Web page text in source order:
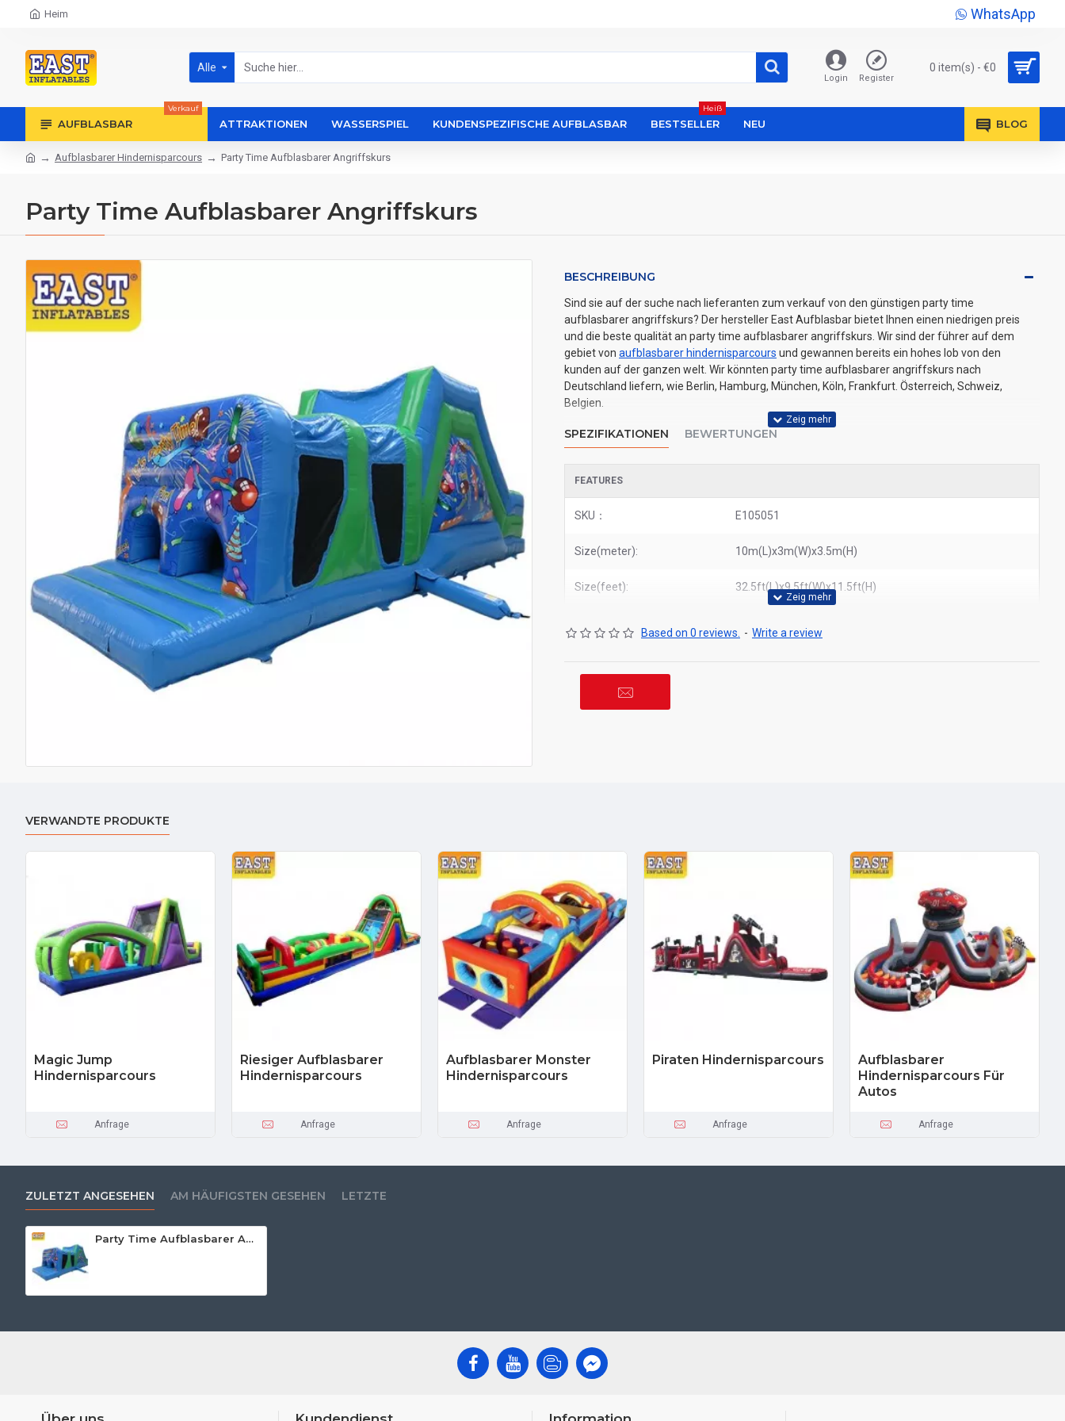
Heim WhatsApp
Alle
Login Register
0 item(s) - €0
AUFBLASBAR
Verkauf
ATTRAKTIONEN WASSERSPIEL KUNDENSPEZIFISCHE AUFBLASBAR BESTSELLER
Heiß
NEU BLOG
Aufblasbarer Hindernisparcours Party Time Aufblasbarer Angriffskurs
Party Time Aufblasbarer Angriffskurs
BESCHREIBUNG
Sind sie auf der suche nach lieferanten zum verkauf von den günstigen party time
aufblasbarer angriffskurs? Der hersteller East Aufblasbar bietet Ihnen einen niedrigen preis
und die beste qualität an party time aufblasbarer angriffskurs. Wir sind der führer auf dem
gebiet von aufblasbarer hindernisparcours und gewannen bereits ein hohes lob von den
kunden auf der ganzen welt. Wir könnten party time aufblasbarer angriffskurs nach
Deutschland liefern, wie Berlin, Hamburg, München, Köln, Frankfurt. Österreich, Schweiz,
Belgien.
SPEZIFIKATIONEN BEWERTUNGEN
FEATURES
SKU： E105051
Size(meter): 10m(L)x3m(W)x3.5m(H)
Size(feet): 32.5ft(L)x9.5ft(W)x11.5ft(H)
Based on 0 reviews. - Write a review
VERWANDTE PRODUKTE
Magic Jump
Hindernisparcours
Anfrage
Riesiger Aufblasbarer
Hindernisparcours
Anfrage
Aufblasbarer Monster
Hindernisparcours
Anfrage
Piraten Hindernisparcours
Anfrage
Aufblasbarer
Hindernisparcours Für
Autos
Anfrage
ZULETZT ANGESEHEN AM HÄUFIGSTEN GESEHEN LETZTE
Party Time Aufblasbarer Angriffskurs